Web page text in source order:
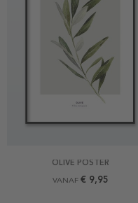
OLIVE POSTER
VANAF € 9,95